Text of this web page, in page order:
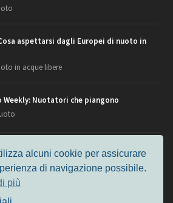
aspettarsi dagli Europei di nuoto in
in acque libere
Nuotatori che piangono
i convocati del nuoto per
alcuni cookie per assicurare
di navigazione possibile.
più